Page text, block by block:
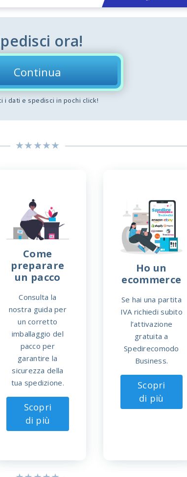
ora!
Continua
i dati e spedisci in pochi click!
Come
preparare
un pacco
Consulta la
nostra guida per
un corretto
imballaggio del
pacco per
garantire la
sicurezza della
tua spedizione.
Scopri
di più
Ho un
ecommerce
Se hai una partita
IVA richiedi subito
l’attivazione
gratuita a
Spedirecomodo
Business.
Scopri
di più